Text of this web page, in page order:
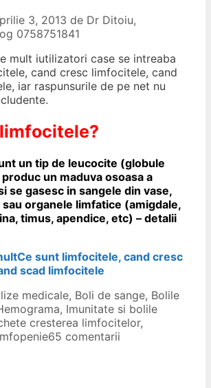
3, 2013 de Dr Ditoiu,
0758751841
mult iutilizatori case se intreaba
cand cresc limfocitele, cand
iar raspunsurile de pe net nu
un tip de leucocite (globule
un maduva osoasa a
se gasesc in sangele din vase,
organele limfatice (amigdale,
timus, apendice, etc) – detalii
Ce sunt limfocitele, cand cresc
scad limfocitele
medicale, Boli de sange, Bolile
, Imunitate si bolile
cresterea limfocitelor,
65 comentarii